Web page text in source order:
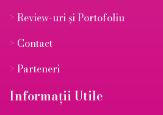
> Review-uri și Portofoliu
> Contact
> Parteneri
Informații Utile